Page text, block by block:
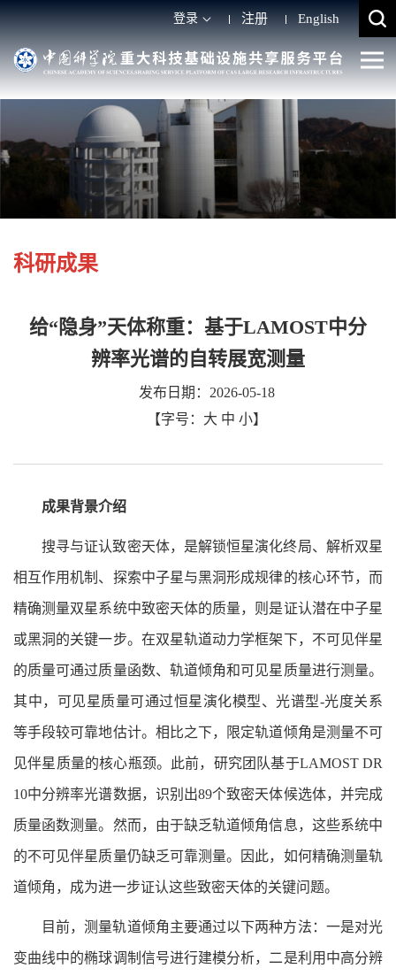
登录 注册 English
科研成果
给“隐身”天体称重：基于LAMOST中分
辨率光谱的自转展宽测量
发布日期：2026-05-18
【字号： 大 中 小】
成果背景介绍
搜寻与证认致密天体，是解锁恒星演化终局、解析双星
相互作用机制、探索中子星与黑洞形成规律的核心环节，而
精确测量双星系统中致密天体的质量，则是证认潜在中子星
或黑洞的关键一步。在双星轨道动力学框架下，不可见伴星
的质量可通过质量函数、轨道倾角和可见星质量进行测量。
其中，可见星质量可通过恒星演化模型、光谱型-光度关系
等手段较可靠地估计。相比之下，限定轨道倾角是测量不可
见伴星质量的核心瓶颈。此前，研究团队基于LAMOST DR
10中分辨率光谱数据，识别出89个致密天体候选体，并完成
质量函数测量。然而，由于缺乏轨道倾角信息，这些系统中
的不可见伴星质量仍缺乏可靠测量。因此，如何精确测量轨
道倾角，成为进一步证认这些致密天体的关键问题。
目前，测量轨道倾角主要通过以下两种方法：一是对光
变曲线中的椭球调制信号进行建模分析，二是利用中高分辨